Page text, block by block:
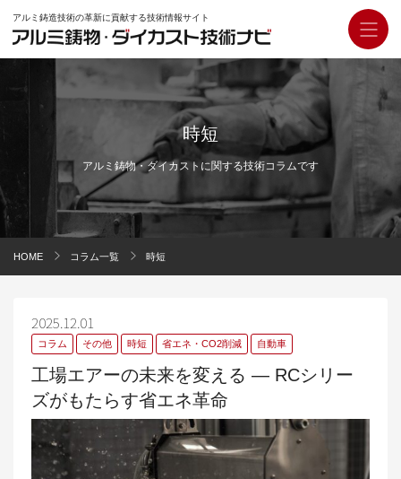
アルミ鋳造技術の革新に貢献する技術情報サイト
時短
アルミ鋳物・ダイカストに関する技術コラムです
HOME コラム一覧 時短
2025.12.01
コラム その他 時短 省エネ・CO2削減 自動車
工場エアーの未来を変える ― RCシリー
ズがもたらす省エネ革命